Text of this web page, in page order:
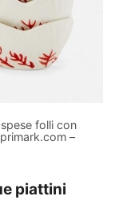
folli con
–
piattini